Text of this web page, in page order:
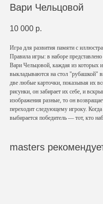
Вари Чельцовой
10 000 р.
Игра для развития памяти с
Правила игры: в наборе
Вари Чельцовой, каждая из которых
выкладываются на стол "рубашкой"
две любые карточки, показывая их
рисунки, он забирает их себе, и
изображения разные, то он
переходит следующему игроку.
выбирается победитель — тот, кто
masters